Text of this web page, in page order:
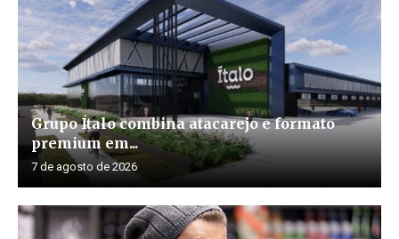
Grupo Ítalo combina atacarejo e formato
premium em...
7 de agosto de 2026